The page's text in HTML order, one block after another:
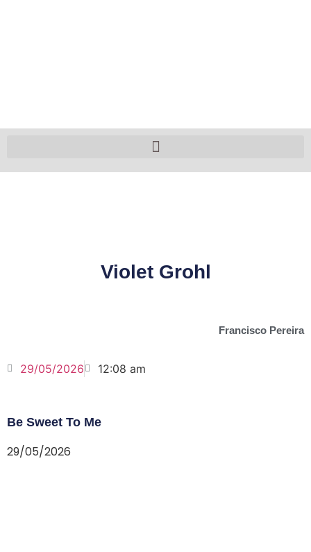
Violet Grohl
Francisco Pereira
29/05/2026 12:08 am
Be Sweet To Me
29/05/2026